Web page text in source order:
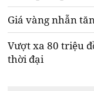
Giá vàng nhẫn
Vượt xa 80 triệu
thời đại